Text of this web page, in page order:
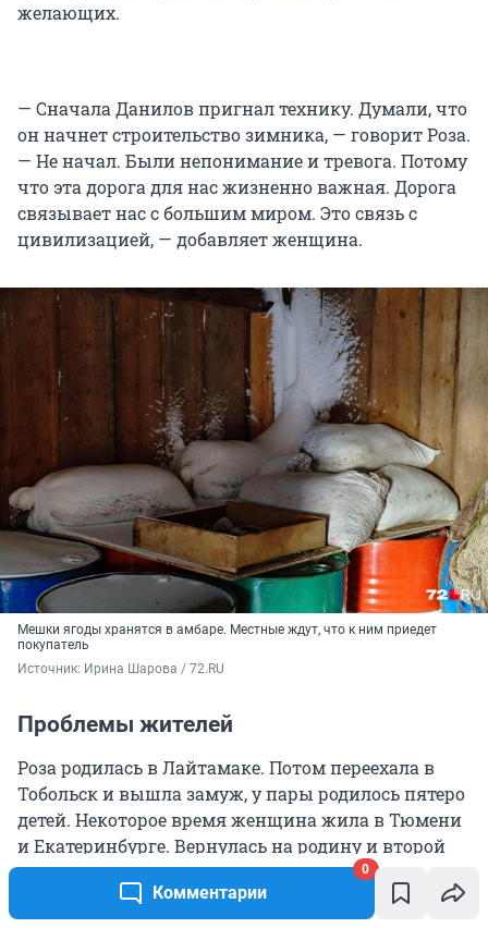
Комментарии
0
желающих.
— Сначала Данилов пригнал технику. Думали, что
он начнет строительство зимника, — говорит Роза.
— Не начал. Были непонимание и тревога. Потому
что эта дорога для нас жизненно важная. Дорога
связывает нас с большим миром. Это связь с
цивилизацией, — добавляет женщина.
Мешки ягоды хранятся в амбаре. Местные ждут, что к ним приедет
покупатель
Источник: Ирина Шарова / 72.RU
Проблемы жителей
Роза родилась в Лайтамаке. Потом переехала в
Тобольск и вышла замуж, у пары родилось пятеро
детей. Некоторое время женщина жила в Тюмени
и Екатеринбурге. Вернулась на родину и второй
раз вышла замуж за Абдулу. В поселке женщина
работает начальником почты, ее супруг — имам в